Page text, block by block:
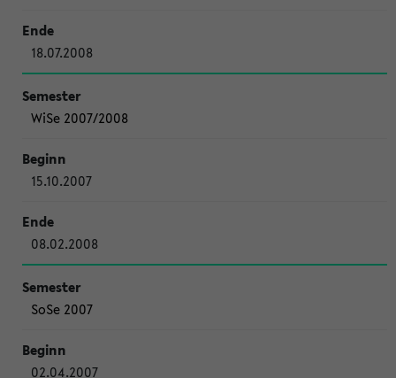
18.07.2008
WiSe 2007/2008
15.10.2007
08.02.2008
SoSe 2007
02.04.2007